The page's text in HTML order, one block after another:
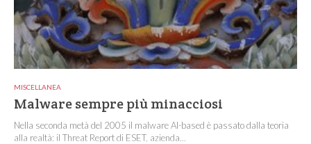
MISCELLANEA
Malware sempre più minacciosi
Nella seconda metà del 2005 il malware AI-based è passato dalla teoria
alla realtà: il Threat Report di ESET, azienda...